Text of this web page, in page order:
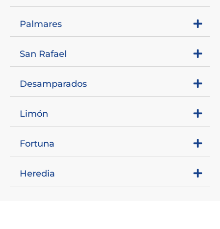
Palmares
San Rafael
Desamparados
Limón
Fortuna
Heredia